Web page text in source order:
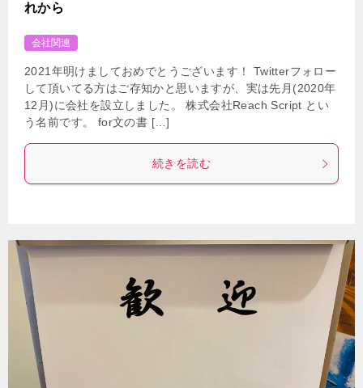
れから
会社関連
2021年明けましておめでとうございます！ Twitterフォロー
して頂いてる方はご存知かと思いますが、実は先月(2020年
12月)に会社を設立しました。 株式会社Reach Script とい
う名前です。 for文の書 […]
続きを読む